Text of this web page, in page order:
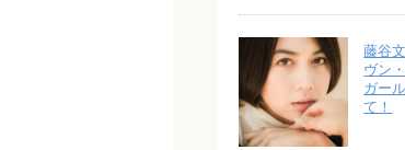
藤谷
ヴン
ガー
て！